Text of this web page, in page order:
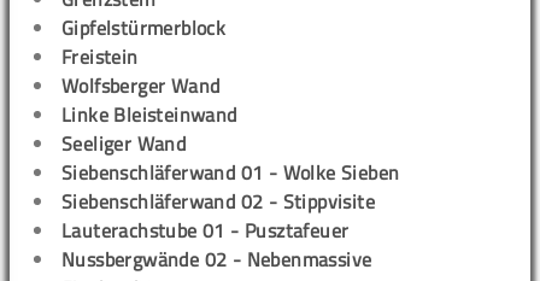
Gipfelstürmerblock
Freistein
Wolfsberger Wand
Linke Bleisteinwand
Seeliger Wand
Siebenschläferwand 01 - Wolke Sieben
Siebenschläferwand 02 - Stippvisite
Lauterachstube 01 - Pusztafeuer
Nussbergwände 02 - Nebenmassive